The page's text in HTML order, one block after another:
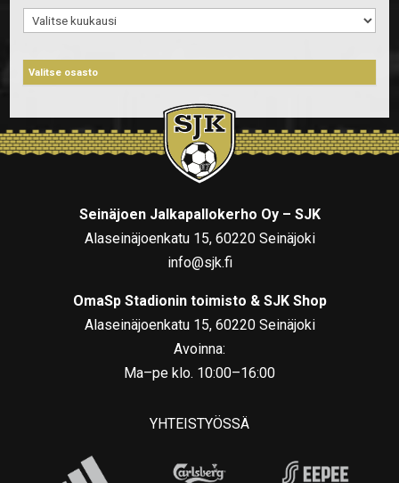
Arkistot
Seinäjoen Jalkapallokerho Oy – SJK
Alaseinäjoenkatu 15, 60220 Seinäjoki
info@sjk.fi
OmaSp Stadionin toimisto & SJK Shop
Alaseinäjoenkatu 15, 60220 Seinäjoki
Avoinna:
Ma–pe klo. 10:00–16:00
YHTEISTYÖSSÄ